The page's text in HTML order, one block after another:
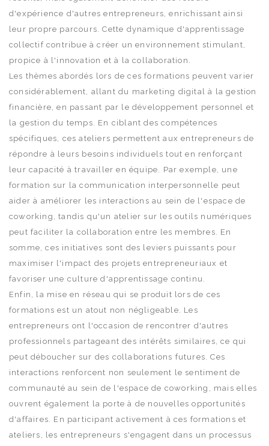
d'expérience d'autres entrepreneurs, enrichissant ainsi
leur propre parcours. Cette dynamique d'apprentissage
collectif contribue à créer un environnement stimulant,
propice à l'innovation et à la collaboration.
Les thèmes abordés lors de ces formations peuvent varier
considérablement, allant du marketing digital à la gestion
financière, en passant par le développement personnel et
la gestion du temps. En ciblant des compétences
spécifiques, ces ateliers permettent aux entrepreneurs de
répondre à leurs besoins individuels tout en renforçant
leur capacité à travailler en équipe. Par exemple, une
formation sur la communication interpersonnelle peut
aider à améliorer les interactions au sein de l'espace de
coworking, tandis qu'un atelier sur les outils numériques
peut faciliter la collaboration entre les membres. En
somme, ces initiatives sont des leviers puissants pour
maximiser l'impact des projets entrepreneuriaux et
favoriser une culture d'apprentissage continu.
Enfin, la mise en réseau qui se produit lors de ces
formations est un atout non négligeable. Les
entrepreneurs ont l'occasion de rencontrer d'autres
professionnels partageant des intérêts similaires, ce qui
peut déboucher sur des collaborations futures. Ces
interactions renforcent non seulement le sentiment de
communauté au sein de l'espace de coworking, mais elles
ouvrent également la porte à de nouvelles opportunités
d'affaires. En participant activement à ces formations et
ateliers, les entrepreneurs s'engagent dans un processus